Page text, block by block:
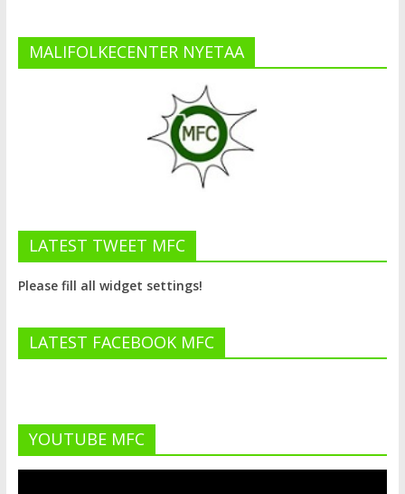
MALIFOLKECENTER NYETAA
LATEST TWEET MFC
Please fill all widget settings!
LATEST FACEBOOK MFC
YOUTUBE MFC